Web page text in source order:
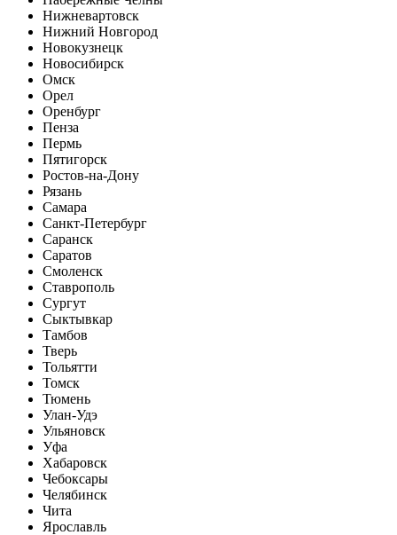
Нижневартовск
Нижний Новгород
Новокузнецк
Новосибирск
Омск
Орел
Оренбург
Пенза
Пермь
Пятигорск
Ростов-на-Дону
Рязань
Самара
Санкт-Петербург
Саранск
Саратов
Смоленск
Ставрополь
Сургут
Сыктывкар
Тамбов
Тверь
Тольятти
Томск
Тюмень
Улан-Удэ
Ульяновск
Уфа
Хабаровск
Чебоксары
Челябинск
Чита
Ярославль